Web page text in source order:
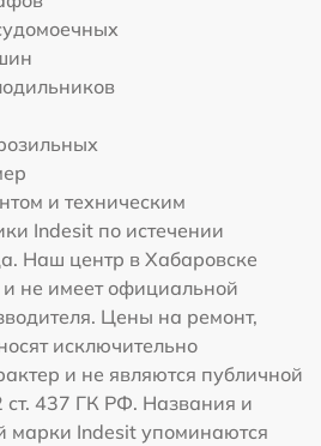
и техническим
Indesit по истечении
Наш центр в Хабаровске
и не имеет официальной
Цены на ремонт,
исключительно
и не являются публичной
ст. 437 ГК РФ. Названия и
марки Indesit упоминаются